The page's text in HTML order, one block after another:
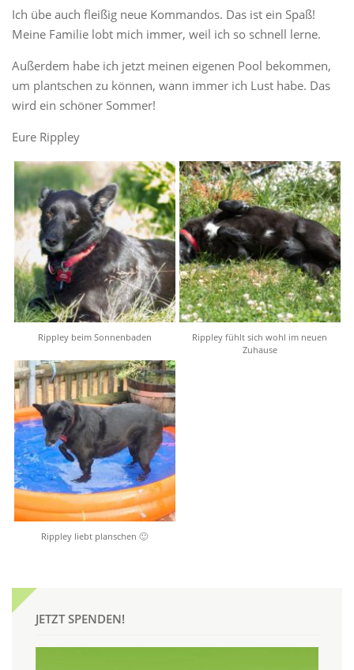
Ich übe auch fleißig neue Kommandos. Das ist ein Spaß!
Meine Familie lobt mich immer, weil ich so schnell lerne.
Außerdem habe ich jetzt meinen eigenen Pool bekommen,
um plantschen zu können, wann immer ich Lust habe. Das
wird ein schöner Sommer!
Eure Rippley
Rippley beim Sonnenbaden
Rippley fühlt sich wohl im neuen
Zuhause
Rippley liebt planschen 🙂
JETZT SPENDEN!